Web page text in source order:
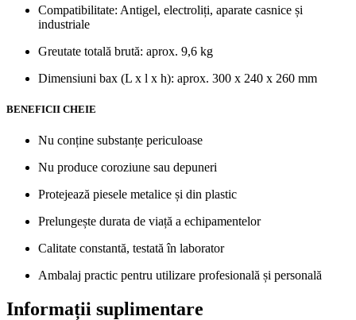
Compatibilitate: Antigel, electroliți, aparate casnice și
industriale
Greutate totală brută: aprox. 9,6 kg
Dimensiuni bax (L x l x h): aprox. 300 x 240 x 260 mm
BENEFICII CHEIE
Nu conține substanțe periculoase
Nu produce coroziune sau depuneri
Protejează piesele metalice și din plastic
Prelungește durata de viață a echipamentelor
Calitate constantă, testată în laborator
Ambalaj practic pentru utilizare profesională și personală
Informații suplimentare